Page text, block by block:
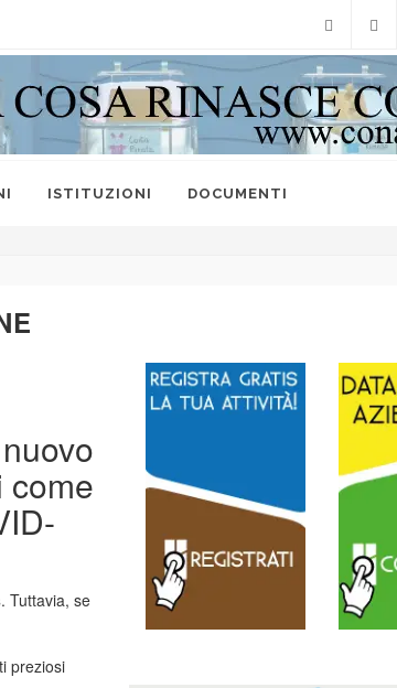
FacebookTwitter
ISTITUZIONI DOCUMENTI
come
. Tuttavia, se
preziosi